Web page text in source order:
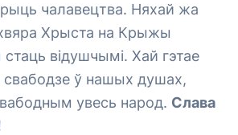
чалавецтва. Няхай жа
Хрыста на Крыжы
відушчымі. Хай гэтае
свабодзе ў нашых душах,
увесь народ. Слава